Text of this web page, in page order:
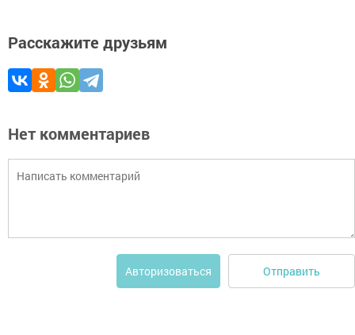
Расскажите друзьям
Нет комментариев
Авторизоваться Отправить